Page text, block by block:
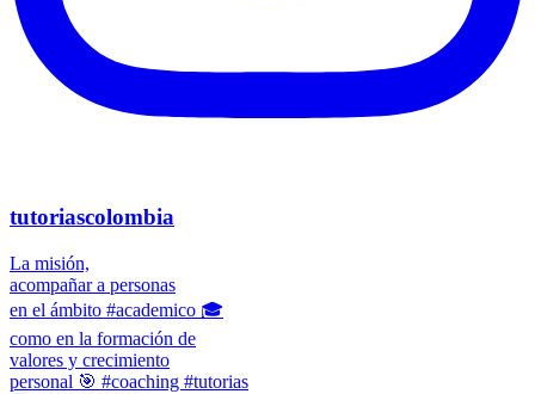
tutoriascolombia
La misión,
acompañar a personas
en el ámbito #academico 🎓
como en la formación de
valores y crecimiento
personal 🎯 #coaching #tutorias